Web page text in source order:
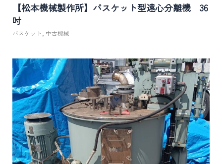
【松本機械製作所】バスケット型遠心分離機 36
吋
バスケット 中古機械